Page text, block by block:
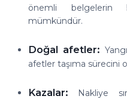
önemli belgelerin
mümkündür.
Doğal afetler:
afetler taşıma sürecini
Kazalar: Nakliye